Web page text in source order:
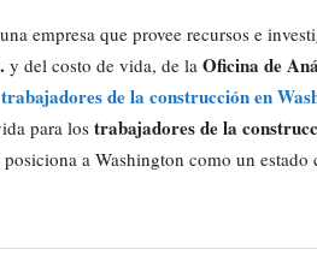
empresa que provee recursos e
y del costo de vida, de la Oficina de
trabajadores de la construcción en
para los trabajadores de la
a Washington como un